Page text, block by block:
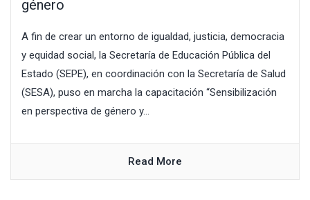
género
A fin de crear un entorno de igualdad, justicia, democracia
y equidad social, la Secretaría de Educación Pública del
Estado (SEPE), en coordinación con la Secretaría de Salud
(SESA), puso en marcha la capacitación “Sensibilización
en perspectiva de género y...
Read More